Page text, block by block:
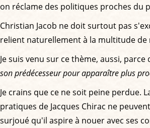
on réclame des politiques proches du
Christian Jacob ne doit surtout pas
relient naturellement à la multitude de
Je suis venu sur ce thème, aussi,
son prédécesseur pour apparaître plus
Je crains que ce ne soit peine perdue.
pratiques de Jacques Chirac ne
surjoué qu'il aspire à nouer avec ses